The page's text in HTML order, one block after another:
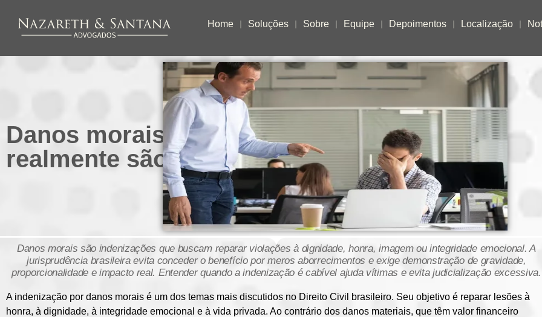
Home Soluções Sobre Equipe Depoimentos Localização
Danos morais: quando
realmente são cabíveis
Danos morais são indenizações que buscam reparar violações à dignidade, honra, imagem ou integridade emocional. A
jurisprudência brasileira evita conceder o benefício por meros aborrecimentos e exige demonstração de gravidade,
proporcionalidade e impacto real. Entender quando a indenização é cabível ajuda vítimas e evita judicialização excessiva.
A indenização por danos morais é um dos temas mais discutidos no Direito Civil brasileiro. Seu objetivo é reparar lesões à
honra, à dignidade, à integridade emocional e à vida privada. Ao contrário dos danos materiais, que têm valor financeiro